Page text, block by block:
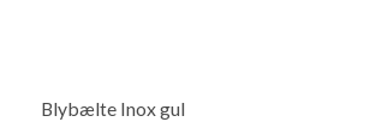
Blybælte Inox gul